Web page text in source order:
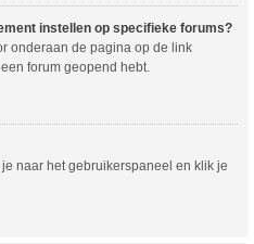
instellen op specifieke forums?
onderaan de pagina op de link
forum geopend hebt.
naar het gebruikerspaneel en klik je